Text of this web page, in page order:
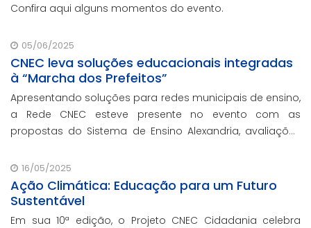
Confira aqui alguns momentos do evento.
05/06/2025
CNEC leva soluções educacionais integradas
à “Marcha dos Prefeitos”
Apresentando soluções para redes municipais de ensino,
a Rede CNEC esteve presente no evento com as
propostas do Sistema de Ensino Alexandria, avaliações
escolar e parcerias com prefeituras durante ev
16/05/2025
Ação Climática: Educação para um Futuro
Sustentável
Em sua 10ª edição, o Projeto CNEC Cidadania celebra